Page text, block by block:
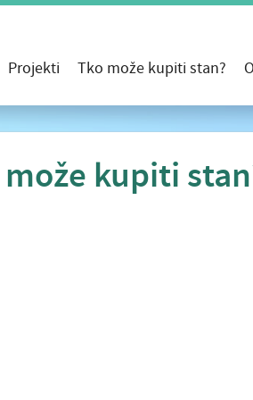
Projekti Tko može kupiti stan?
može kupiti